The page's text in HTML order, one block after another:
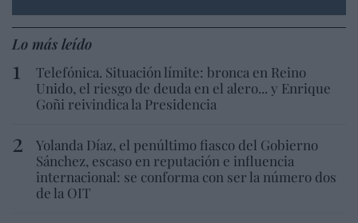
Lo más leído
Telefónica. Situación límite: bronca en Reino
Unido, el riesgo de deuda en el alero... y Enrique
Goñi reivindica la Presidencia
Yolanda Díaz, el penúltimo fiasco del Gobierno
Sánchez, escaso en reputación e influencia
internacional: se conforma con ser la número dos
de la OIT